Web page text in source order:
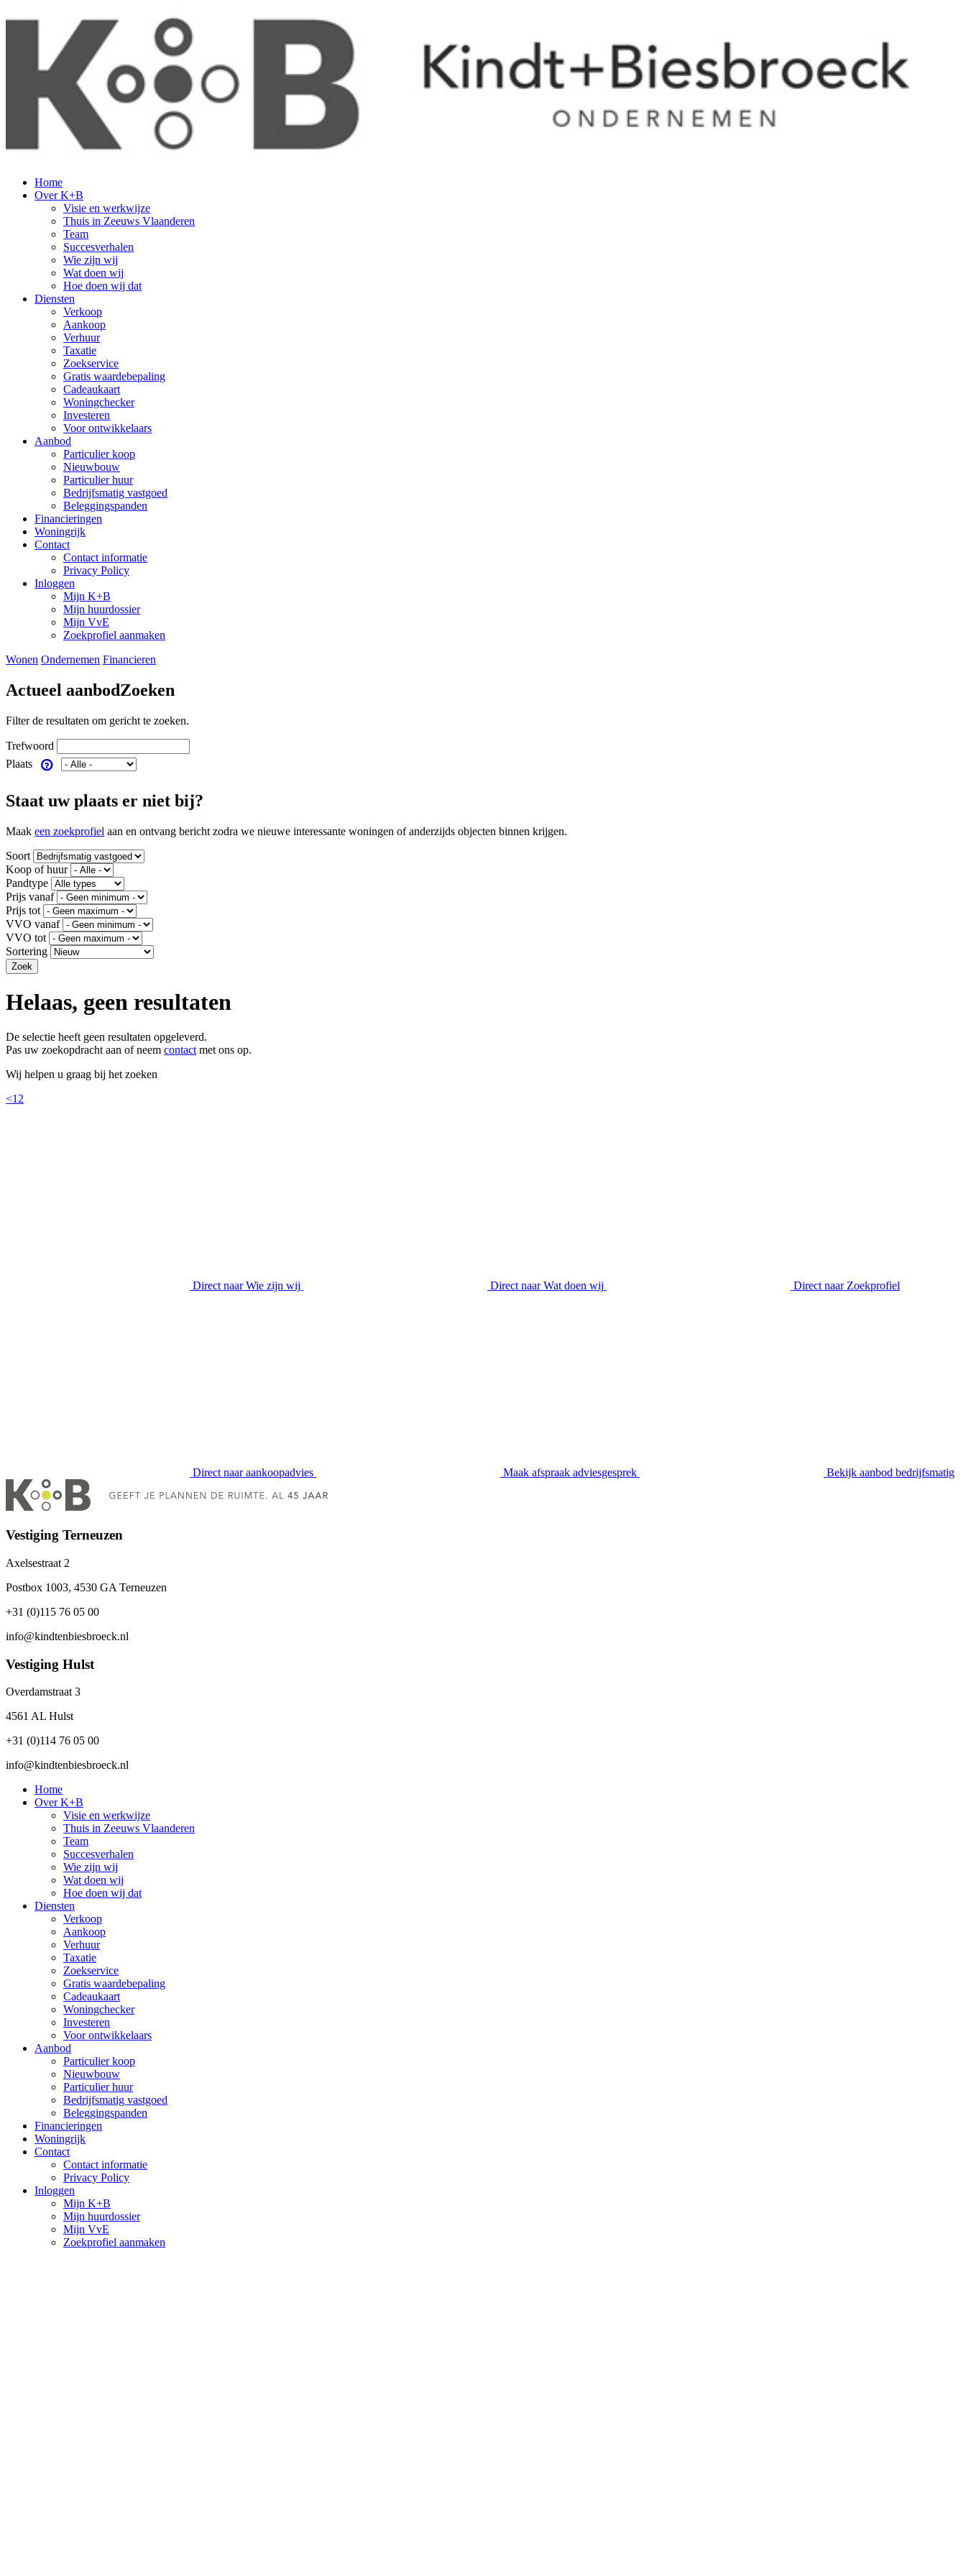
Home
Over K+B
Visie en werkwijze
Thuis in Zeeuws Vlaanderen
Team
Succesverhalen
Wie zijn wij
Wat doen wij
Hoe doen wij dat
Diensten
Verkoop
Aankoop
Verhuur
Taxatie
Zoekservice
Gratis waardebepaling
Cadeaukaart
Woningchecker
Investeren
Voor ontwikkelaars
Aanbod
Particulier koop
Nieuwbouw
Particulier huur
Bedrijfsmatig vastgoed
Beleggingspanden
Financieringen
Woningrijk
Contact
Contact informatie
Privacy Policy
Inloggen
Mijn K+B
Mijn huurdossier
Mijn VvE
Zoekprofiel aanmaken
Wonen Ondernemen Financieren
Actueel aanbodZoeken
Filter de resultaten om gericht te zoeken.
Trefwoord
Plaats
Staat uw plaats er niet bij?
Maak een zoekprofiel aan en ontvang bericht zodra we nieuwe interessante woningen of anderzijds objecten binnen krijgen.
Soort
Koop of huur
Pandtype
Prijs vanaf
Prijs tot
VVO vanaf
VVO tot
Sortering
Helaas, geen resultaten
De selectie heeft geen resultaten opgeleverd.
Pas uw zoekopdracht aan of neem contactmet ons op.
Wij helpen u graag bij het zoeken
<12
Direct naar Wie zijn wij Direct naar Wat doen wij Direct naar Zoekprofiel
Direct naar aankoopadvies Maak afspraak adviesgesprek Bekijk aanbod bedrijfsmatig
Vestiging Terneuzen
Axelsestraat 2
Postbox 1003, 4530 GA Terneuzen
+31 (0)115 76 05 00
info@kindtenbiesbroeck.nl
Vestiging Hulst
Overdamstraat 3
4561 AL Hulst
+31 (0)114 76 05 00
info@kindtenbiesbroeck.nl
Home
Over K+B
Visie en werkwijze
Thuis in Zeeuws Vlaanderen
Team
Succesverhalen
Wie zijn wij
Wat doen wij
Hoe doen wij dat
Diensten
Verkoop
Aankoop
Verhuur
Taxatie
Zoekservice
Gratis waardebepaling
Cadeaukaart
Woningchecker
Investeren
Voor ontwikkelaars
Aanbod
Particulier koop
Nieuwbouw
Particulier huur
Bedrijfsmatig vastgoed
Beleggingspanden
Financieringen
Woningrijk
Contact
Contact informatie
Privacy Policy
Inloggen
Mijn K+B
Mijn huurdossier
Mijn VvE
Zoekprofiel aanmaken